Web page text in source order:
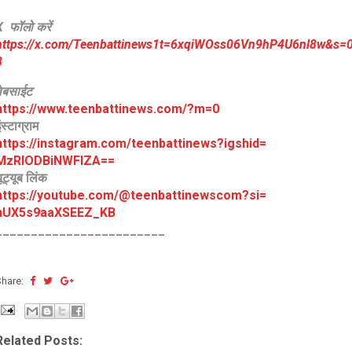
फॉलो करें
x.com/
www.teenbattinews.com/?m=0
instagram.com/teenbattinews?igshid=
लिंक
youtube.com/@teenbattinewscom?si=
Posts: